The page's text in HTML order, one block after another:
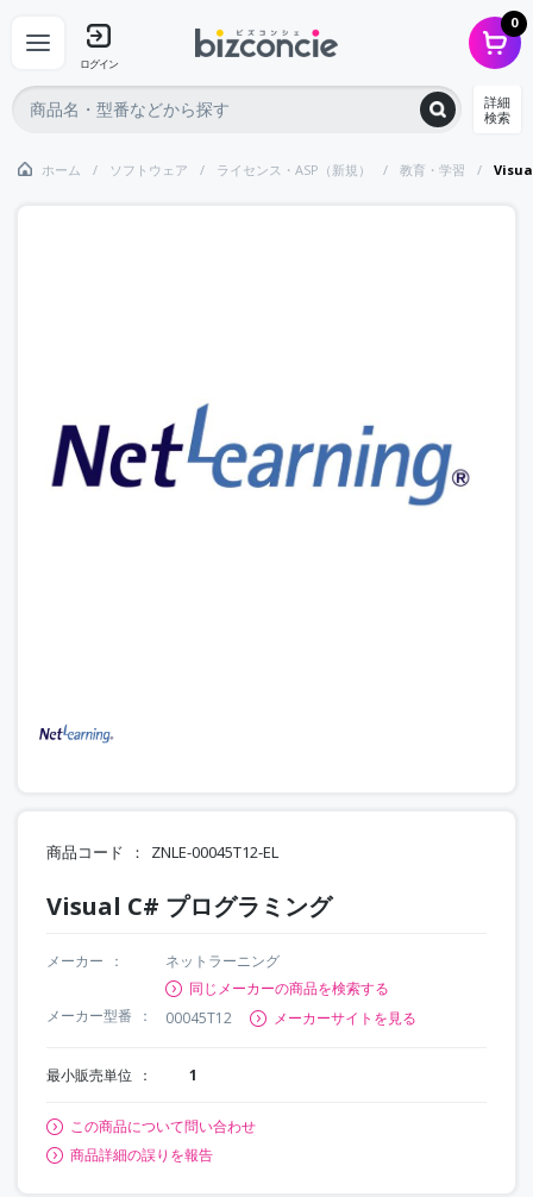
ログイン
0
詳細
検索
ホーム ソフトウェア ライセンス・ASP（新規） 教育・学習
商品コード ZNLE-00045T12-EL
Visual C# プログラミング
メーカー
ネットラーニング
同じメーカーの商品を検索する
メーカー型番
00045T12 メーカーサイトを見る
最小販売単位 1
この商品について問い合わせ
商品詳細の誤りを報告